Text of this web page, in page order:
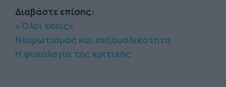
Διαβάστε επίσης:
«Όλοι εσείς»
Νευρωτισμός και σεξουαλικότητα
Η ψυχολογία της κριτικής